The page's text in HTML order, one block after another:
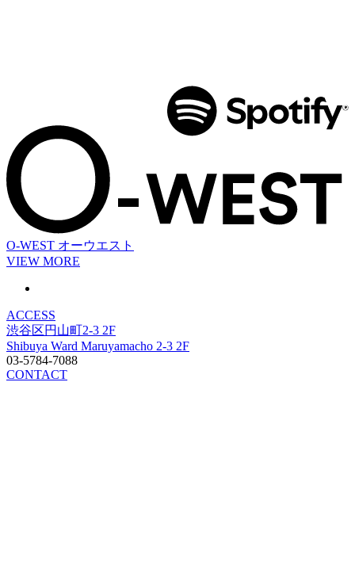
O-WEST オーウエスト
VIEW MORE
ACCESS
渋谷区円山町2-3 2F
Shibuya Ward Maruyamacho 2-3 2F
03-5784-7088
CONTACT